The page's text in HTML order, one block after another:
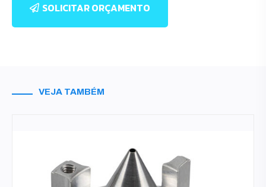
SOLICITAR ORÇAMENTO
VEJA TAMBÉM